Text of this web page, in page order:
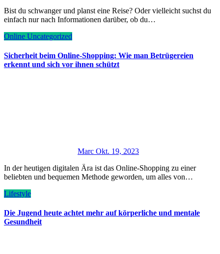
Bist du schwanger und planst eine Reise? Oder vielleicht suchst du
einfach nur nach Informationen darüber, ob du…
Online Uncategorized
Sicherheit beim Online-Shopping: Wie man Betrügereien
erkennt und sich vor ihnen schützt
Marc Okt. 19, 2023
In der heutigen digitalen Ära ist das Online-Shopping zu einer
beliebten und bequemen Methode geworden, um alles von…
Lifestyle
Die Jugend heute achtet mehr auf körperliche und mentale
Gesundheit